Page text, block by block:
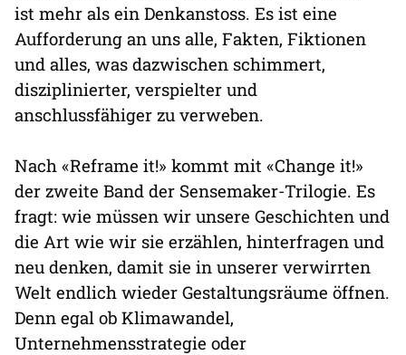
ist mehr als ein Denkanstoss. Es ist eine
Aufforderung an uns alle, Fakten, Fiktionen
und alles, was dazwischen schimmert,
disziplinierter, verspielter und
anschlussfähiger zu verweben.
Nach «Reframe it!» kommt mit «Change it!»
der zweite Band der Sensemaker-Trilogie. Es
fragt: wie müssen wir unsere Geschichten und
die Art wie wir sie erzählen, hinterfragen und
neu denken, damit sie in unserer verwirrten
Welt endlich wieder Gestaltungsräume öffnen.
Denn egal ob Klimawandel,
Unternehmensstrategie oder